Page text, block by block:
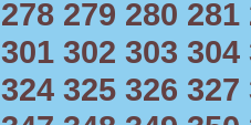
278 279 280 281
301 302 303 304
324 325 326 327